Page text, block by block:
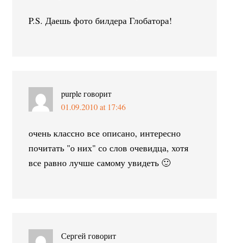
P.S. Даешь фото билдера Глобатора!
purple говорит
01.09.2010 at 17:46
очень классно все описано, интересно
почитать "о них" со слов очевидца, хотя
все равно лучше самому увидеть 🙂
Сергей говорит